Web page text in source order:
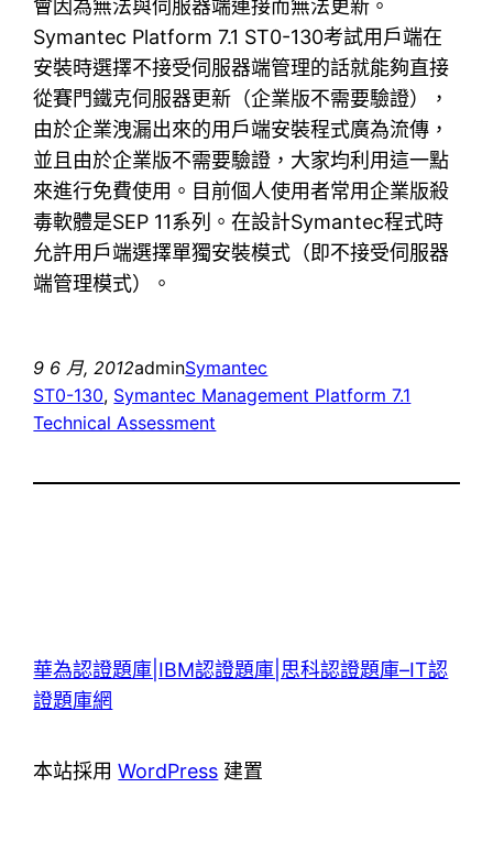
會因為無法與伺服器端連接而無法更新。
Symantec Platform 7.1 ST0-130考試用戶端在
安裝時選擇不接受伺服器端管理的話就能夠直接
從賽門鐵克伺服器更新（企業版不需要驗證），
由於企業洩漏出來的用戶端安裝程式廣為流傳，
並且由於企業版不需要驗證，大家均利用這一點
來進行免費使用。目前個人使用者常用企業版殺
毒軟體是SEP 11系列。在設計Symantec程式時
允許用戶端選擇單獨安裝模式（即不接受伺服器
端管理模式）。
9 6 月, 2012adminSymantec
ST0-130, Symantec Management Platform 7.1
Technical Assessment
華為認證題庫|IBM認證題庫|思科認證題庫–IT認
證題庫網
本站採用WordPress 建置